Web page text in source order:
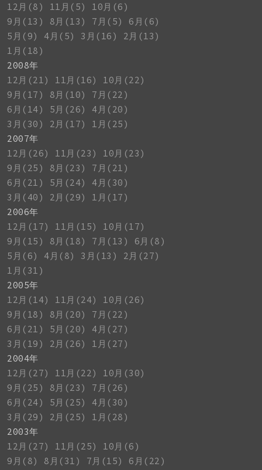
12月(8)
11月(5)
10月(6)
9月(13)
8月(13) 7月(5)
6月(6)
5月(9)
4月(5) 3月(16)
2月(13)
1月(18)
2008年
12月(21)
11月(16)
10月(22)
9月(17)
8月(10)
7月(22)
6月(14)
5月(26)
4月(20)
3月(30)
2月(17)
1月(25)
2007年
12月(26)
11月(23)
10月(23)
9月(25)
8月(23)
7月(21)
6月(21)
5月(24)
4月(30)
3月(40)
2月(29)
1月(17)
2006年
12月(17)
11月(15)
10月(17)
9月(15)
8月(18) 7月(13)
6月(8)
5月(6)
4月(8) 3月(13)
2月(27)
1月(31)
2005年
12月(14)
11月(24)
10月(26)
9月(18)
8月(20)
7月(22)
6月(21)
5月(20)
4月(27)
3月(19)
2月(26)
1月(27)
2004年
12月(27)
11月(22)
10月(30)
9月(25)
8月(23)
7月(26)
6月(24)
5月(25)
4月(30)
3月(29)
2月(25)
1月(28)
2003年
12月(27)
11月(25)
10月(6)
9月(8)
8月(31) 7月(15) 6月(22)